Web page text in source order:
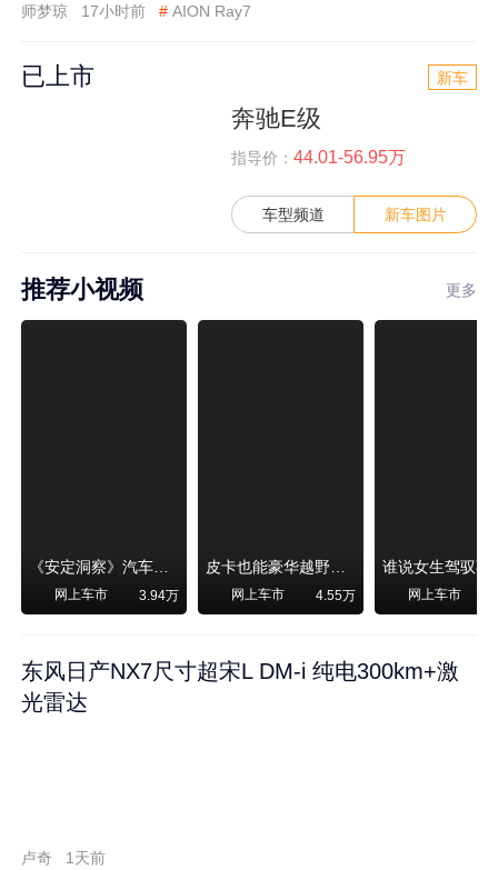
师梦琼 17小时前 # AION Ray7
已上市 新车
奔驰E级
指导价： 44.01-56.95万
车型频道 新车图片
推荐小视频 更多
《安定洞察》汽车烧不烧油，和石油安全无关！
网上车市 3.94万
皮卡也能豪华越野！纵横F700上市，限时卖29.99万起
网上车市 4.55万 网上车市
东风日产NX7尺寸超宋L DM-i 纯电300km+激
光雷达
卢奇 1天前